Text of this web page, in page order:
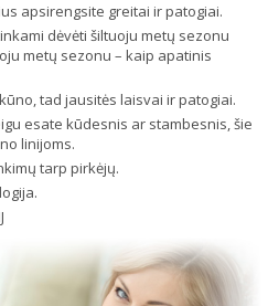
apsirengsite greitai ir patogiai.
dėvėti šiltuoju metų sezonu
metų sezonu – kaip apatinis
tad jausitės laisvai ir patogiai.
esate kūdesnis ar stambesnis, šie
linijoms.
tarp pirkėjų.